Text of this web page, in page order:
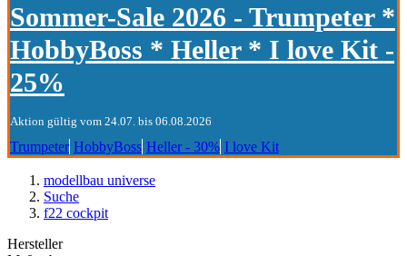
Sommer-Sale 2026 - Trumpeter *
HobbyBoss * Heller * I love Kit -
25%
Aktion gültig vom 24.07. bis 06.08.2026
Trumpeter HobbyBoss Heller - 30% I love Kit
modellbau universe
Suche
f22 cockpit
Hersteller